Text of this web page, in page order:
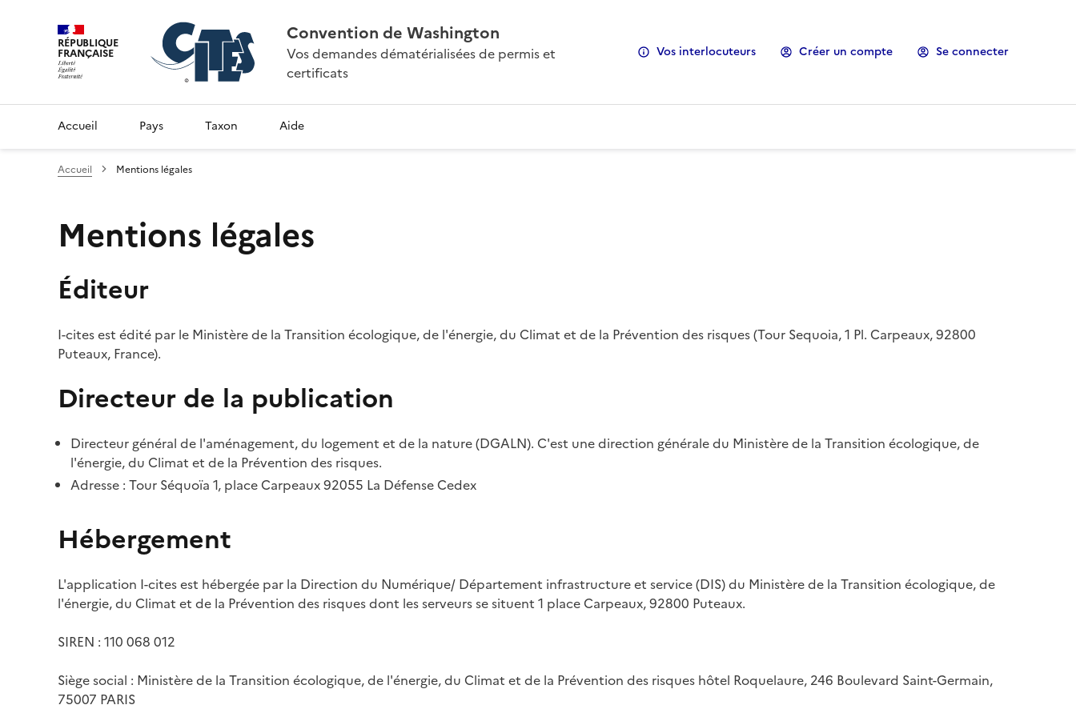
RÉPUBLIQUE
FRANÇAISE
Convention de Washington
Vos demandes dématérialisées de permis et
certificats
Vos interlocuteurs Créer un compte Se connecter
Accueil Pays Taxon Aide
Accueil Mentions légales
Mentions légales
Éditeur
I-cites est édité par le Ministère de la Transition écologique, de l'énergie, du Climat et de la Prévention des risques (Tour Sequoia, 1 Pl. Carpeaux, 92800
Puteaux, France).
Directeur de la publication
Directeur général de l'aménagement, du logement et de la nature (DGALN). C'est une direction générale du Ministère de la Transition écologique, de
l'énergie, du Climat et de la Prévention des risques.
Adresse : Tour Séquoïa 1, place Carpeaux 92055 La Défense Cedex
Hébergement
L'application I-cites est hébergée par la Direction du Numérique/ Département infrastructure et service (DIS) du Ministère de la Transition écologique, de
l'énergie, du Climat et de la Prévention des risques dont les serveurs se situent 1 place Carpeaux, 92800 Puteaux.
SIREN : 110 068 012
Siège social : Ministère de la Transition écologique, de l'énergie, du Climat et de la Prévention des risques hôtel Roquelaure, 246 Boulevard Saint-Germain,
75007 PARIS